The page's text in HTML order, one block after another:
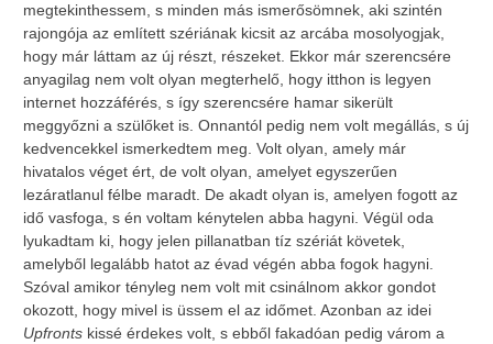
megtekinthessem, s minden más ismerősömnek, aki szintén
rajongója az említett szériának kicsit az arcába mosolyogjak,
hogy már láttam az új részt, részeket. Ekkor már szerencsére
anyagilag nem volt olyan megterhelő, hogy itthon is legyen
internet hozzáférés, s így szerencsére hamar sikerült
meggyőzni a szülőket is. Onnantól pedig nem volt megállás, s új
kedvencekkel ismerkedtem meg. Volt olyan, amely már
hivatalos véget ért, de volt olyan, amelyet egyszerűen
lezáratlanul félbe maradt. De akadt olyan is, amelyen fogott az
idő vasfoga, s én voltam kénytelen abba hagyni. Végül oda
lyukadtam ki, hogy jelen pillanatban tíz szériát követek,
amelyből legalább hatot az évad végén abba fogok hagyni.
Szóval amikor tényleg nem volt mit csinálnom akkor gondot
okozott, hogy mivel is üssem el az időmet. Azonban az idei
Upfronts kissé érdekes volt, s ebből fakadóan pedig várom a